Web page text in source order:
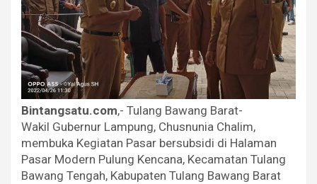
Bintangsatu.com,- Tulang Bawang Barat-
Wakil Gubernur Lampung, Chusnunia Chalim,
membuka Kegiatan Pasar bersubsidi di Halaman
Pasar Modern Pulung Kencana, Kecamatan Tulang
Bawang Tengah, Kabupaten Tulang Bawang Barat